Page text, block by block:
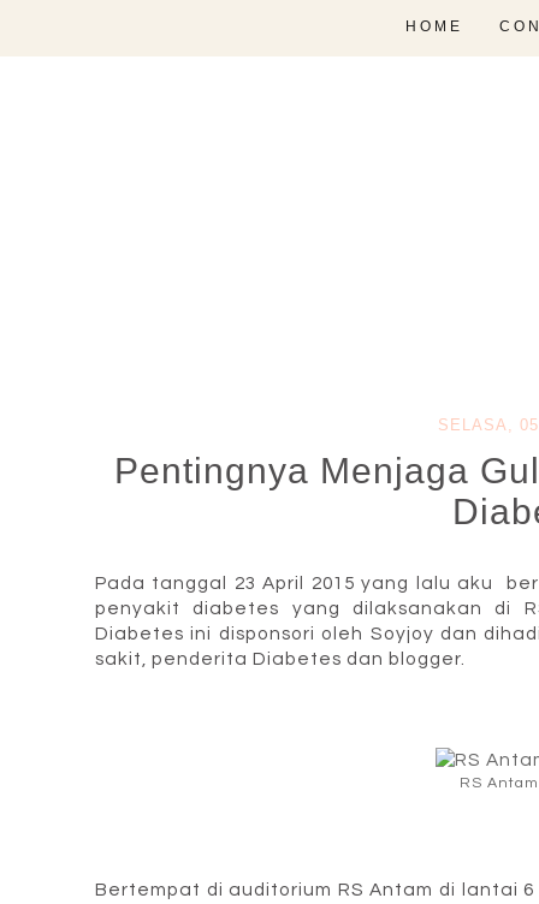
HOME
SELASA,
Pentingnya Menjaga
Pada tanggal 23 April 2015 yang lalu aku
penyakit diabetes yang dilaksanakan di
Diabetes ini disponsori oleh Soyjoy dan
sakit, penderita Diabetes dan blogger.
RS
Bertempat di auditorium RS Antam di lantai